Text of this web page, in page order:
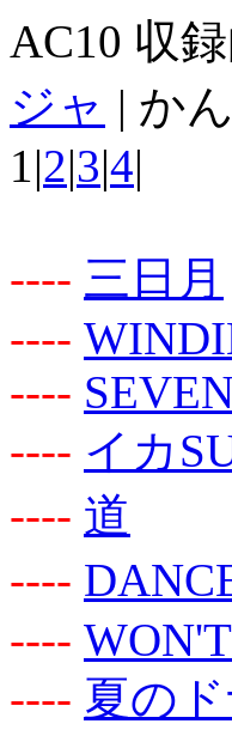
AC10 収
ジャ | か
1|2|3|4|
---- 三日月
----
----
---- イカ
---- 道
----
----
---- 夏の